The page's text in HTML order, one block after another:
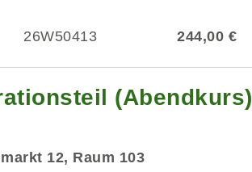
26W50413 244,00 €
(Abendkurs)
12, Raum 103